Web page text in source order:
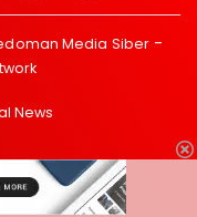
Media Siber
News